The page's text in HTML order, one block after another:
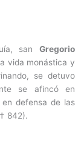
san Gregorio
vida monástica y
se detuvo
se afincó en
en defensa de las
842).